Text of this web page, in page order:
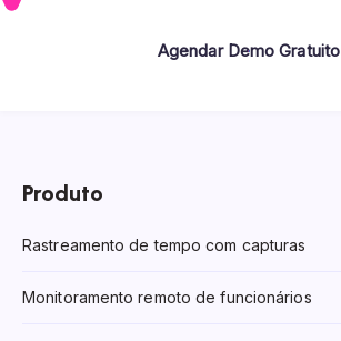
Agendar Demo Gratuito
Produto
Rastreamento de tempo com capturas
Monitoramento remoto de funcionários